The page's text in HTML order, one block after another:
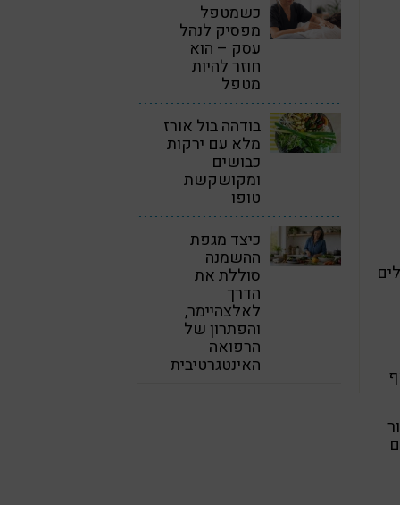
כשמטפל
מפסיק לנהל
עסק – הוא
חוזר להיות
מטפל
בודהה בול אורז
מלא עם ירקות
כבושים
ומקושקשת
טופו
כיצד מגפת
ההשמנה
סוללת את
הדרך
לאלצהיימר,
והפתרון של
הרפואה
האינטגרטיבית